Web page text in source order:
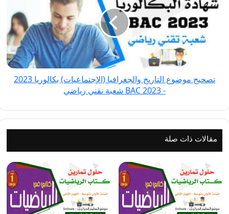
التاريخ
والجغرافيا
(الإجتماعيات)
بكالوريا
BAC
تقني
رياضي
تصحيح موضوع التاريخ والجغرافيا (الإجتماعيات) بكالوريا 2023
- BAC 2023 شعبة تقني رياضي
مقالات ذات صلة